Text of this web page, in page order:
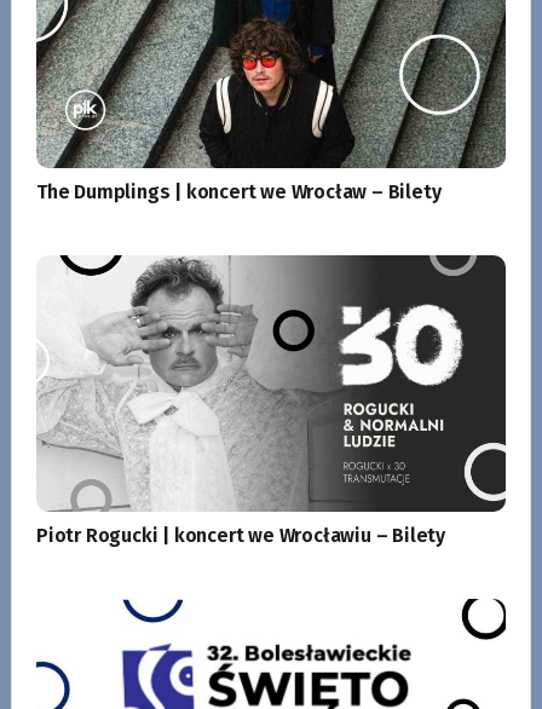
The Dumplings | koncert we Wrocław – Bilety
Piotr Rogucki | koncert we Wrocławiu – Bilety